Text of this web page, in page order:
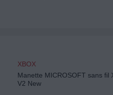
XBOX
Manette MICROSOFT sans fil
V2 New